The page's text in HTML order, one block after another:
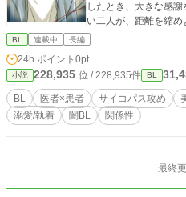
したとき、大きな感
い二人が、距離を縮
パス風味のBLです。
BL 連載中 長編
24h.ポイント 0pt
小説 228,935 位 / 228,935件 BL
BL 医者×患者 サイコパス攻め
溺愛/執着
闇BL 関係性
最終